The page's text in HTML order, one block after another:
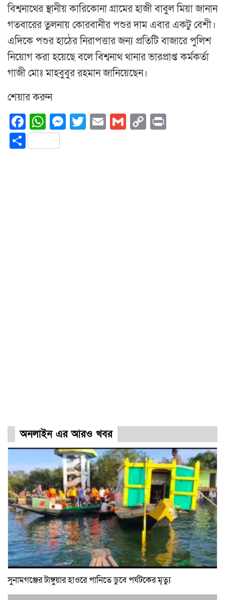
বিশ্বনাথের স্থানীয় কারিকোনা গ্রামের হাজী বাবুল মিয়া জানান
গতবারের তুলনায় কোরবানীর পশুর দাম এবার একটু বেশী।
এদিকে পশুর হাঠের নিরাপত্তার জন্য প্রতিটি বাজারে পুলিশ
নিয়োগ করা হয়েছে বলে বিশ্বনাথ থানার ভারপ্রাপ্ত কর্মকর্তা
গাজী মোঃ মাহবুবুর রহমান জানিয়েছেন।
শেয়ার করুন
Facebook
WhatsApp
Messenger
Twitter
EmailGmail
Copy
Share
অনলাইন এর আরও খবর
সুনামগঞ্জের টাঙ্গুয়ার হাওরে পানিতে ডুবে পর্যটকের মৃত্যু